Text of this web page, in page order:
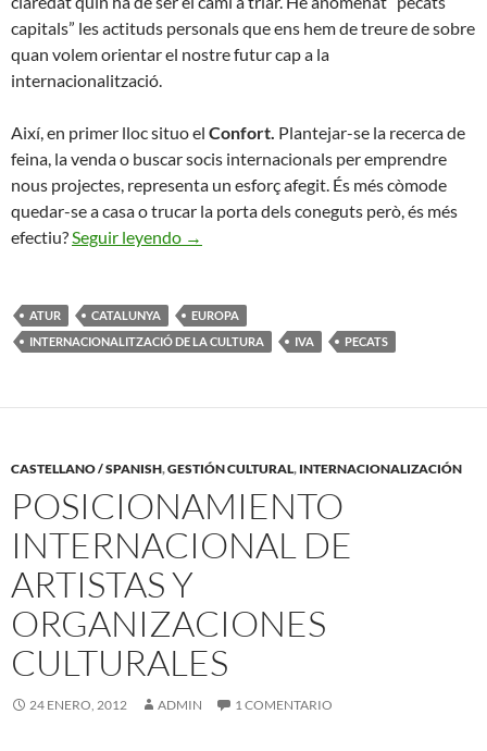
capitals” les actituds personals que ens hem de treure de sobre
quan volem orientar el nostre futur cap a la
internacionalització.
Així, en primer lloc situo el Confort. Plantejar-se la recerca de
feina, la venda o buscar socis internacionals per emprendre
nous projectes, representa un esforç afegit. És més còmode
quedar-se a casa o trucar la porta dels coneguts però, és més
efectiu?Seguir leyendo Els 7 Pecats Capitals de la
→
ATUR CATALUNYA
EUROPA
INTERNACIONALITZACIÓ DE LA CULTURA
IVA PECATS
CASTELLANO / SPANISH,GESTIÓN CULTURAL, INTERNACIONALIZACIÓN
POSICIONAMIENTO
INTERNACIONAL DE
ARTISTAS Y
ORGANIZACIONES
CULTURALES
24 ENERO, 2012 ADMIN 1 COMENTARIO